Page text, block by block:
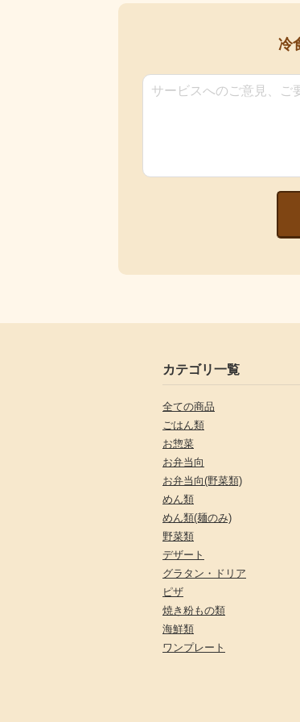
冷
カテゴリ一覧
全ての商品
ごはん類
お惣菜
お弁当向
お弁当向(野菜類)
めん類
めん類(麺のみ)
野菜類
デザート
グラタン・ドリア
ピザ
焼き粉もの類
海鮮類
ワンプレート